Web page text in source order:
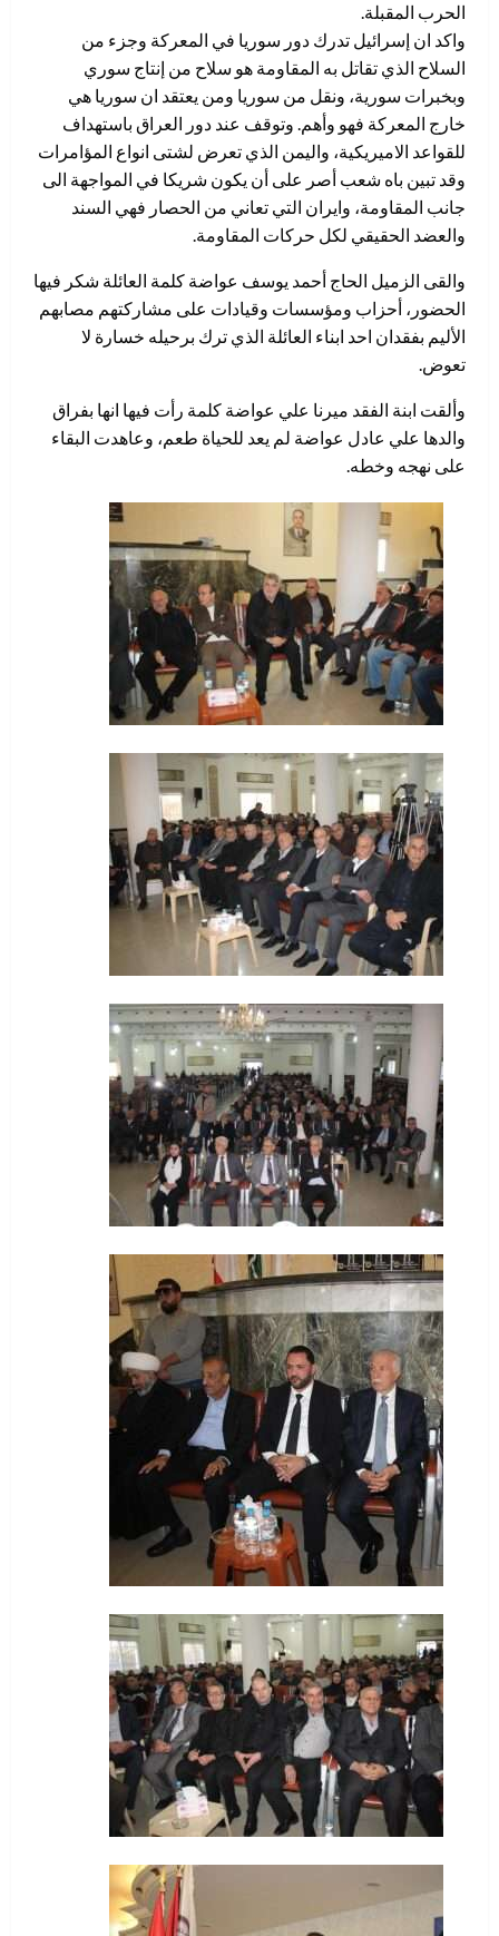
الحرب المقبلة.
واكد ان إسرائيل تدرك دور سوريا في المعركة وجزء من
السلاح الذي تقاتل به المقاومة هو سلاح من إنتاج سوري
وبخبرات سورية، ونقل من سوريا ومن يعتقد ان سوريا هي
خارج المعركة فهو وأهم. وتوقف عند دور العراق باستهداف
للقواعد الاميريكية، واليمن الذي تعرض لشتى انواع المؤامرات
وقد تبين باه شعب أصر على أن يكون شريكا في المواجهة الى
جانب المقاومة، وايران التي تعاني من الحصار فهي السند
والعضد الحقيقي لكل حركات المقاومة.
والقى الزميل الحاج أحمد يوسف عواضة كلمة العائلة شكر فيها
الحضور، أحزاب ومؤسسات وقيادات على مشاركتهم مصابهم
الأليم بفقدان احد ابناء العائلة الذي ترك برحيله خسارة لا
تعوض.
وألقت ابنة الفقد ميرنا علي عواضة كلمة رأت فيها انها بفراق
والدها علي عادل عواضة لم يعد للحياة طعم، وعاهدت البقاء
على نهجه وخطه.